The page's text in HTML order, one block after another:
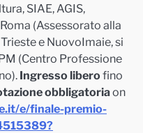
SIAE, AGIS,
(Assessorato alla
e NuovoImaie, si
(Centro Professione
Ingresso libero fino
obbligatoriaon
e/finale-premio-